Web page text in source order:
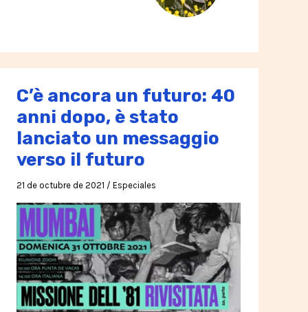
C’è ancora un futuro: 40
anni dopo, è stato
lanciato un messaggio
verso il futuro
21 de octubre de 2021 /Especiales